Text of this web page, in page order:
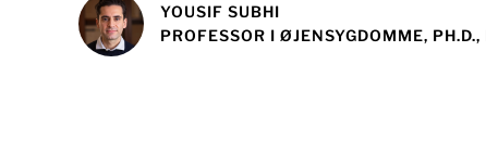
YOUSIF SUBHI
PROFESSOR I ØJENSYGDOMME, PH.D.,